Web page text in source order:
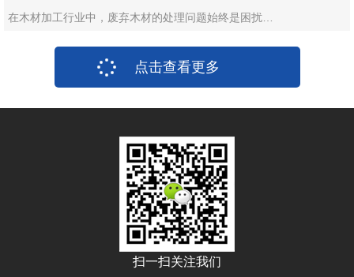
在木材加工行业中，废弃木材的处理问题始终是困扰…
点击查看更多
扫一扫关注我们